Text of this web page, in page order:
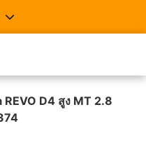
REVO D4 สูง MT 2.8